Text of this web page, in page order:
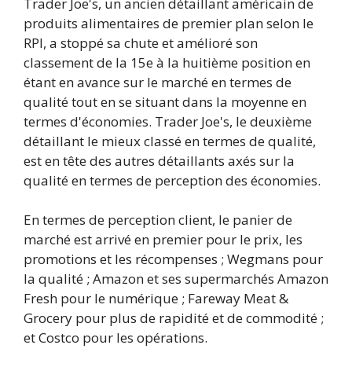
produits alimentaires de premier plan selon le
RPI, a stoppé sa chute et amélioré son
classement de la 15e à la huitième position en
étant en avance sur le marché en termes de
qualité tout en se situant dans la moyenne en
termes d'économies. Trader Joe's, le deuxième
détaillant le mieux classé en termes de qualité,
est en tête des autres détaillants axés sur la
qualité en termes de perception des économies.
En termes de perception client, le panier de
marché est arrivé en premier pour le prix, les
promotions et les récompenses ; Wegmans pour
la qualité ; Amazon et ses supermarchés Amazon
Fresh pour le numérique ; Fareway Meat &
Grocery pour plus de rapidité et de commodité ;
et Costco pour les opérations.